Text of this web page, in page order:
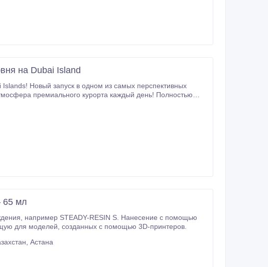
на Dubai Island
Новый запуск в одном из самых перспективных
65 мл
помощью
прилагаемой кисти обеспечивает оптимальную изоляцию, подходящую для моделей, созданных с помощью 3D-принтеров.
Астана